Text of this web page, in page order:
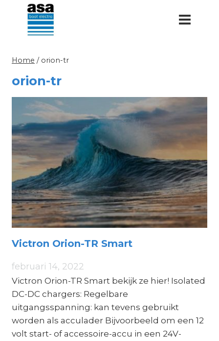
Doorgaan
inhoud
Home / orion-tr
orion-tr
Victron Orion-TR Smart
februari 14, 2022
Victron Orion-TR Smart bekijk ze hier! Isolated
DC-DC chargers: Regelbare
uitgangsspanning: kan tevens gebruikt
worden als acculader Bijvoorbeeld om een 12
volt start- of accessoire-accu in een 24V-